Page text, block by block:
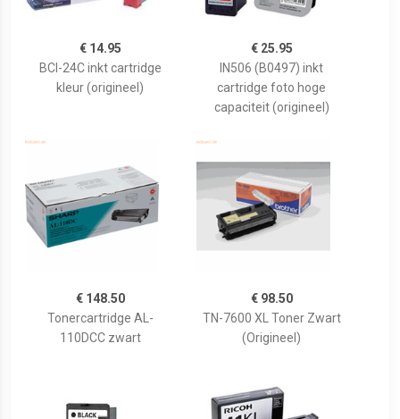
€ 14.95
BCI-24C inkt cartridge
kleur (origineel)
€ 25.95
IN506 (B0497) inkt
cartridge foto hoge
capaciteit (origineel)
€ 148.50
Tonercartridge AL-
110DCC zwart
€ 98.50
TN-7600 XL Toner Zwart
(Origineel)